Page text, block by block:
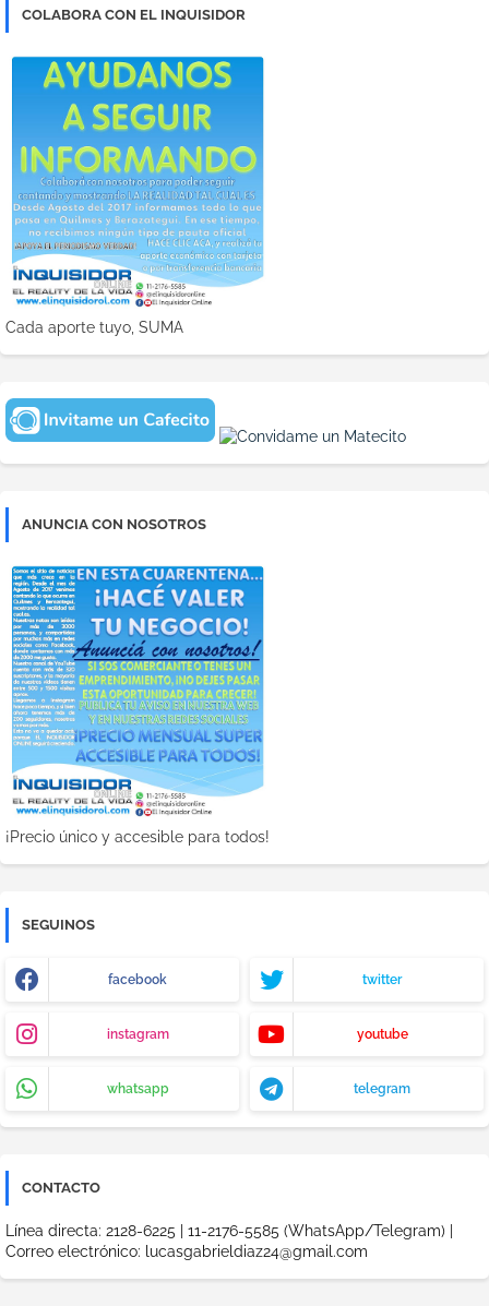
COLABORA CON EL INQUISIDOR
Cada aporte tuyo, SUMA
ANUNCIA CON NOSOTROS
¡Precio único y accesible para todos!
SEGUINOS
facebook twitter
instagram youtube
whatsapp telegram
CONTACTO
Línea directa: 2128-6225 | 11-2176-5585 (WhatsApp/Telegram) |
Correo electrónico: lucasgabrieldiaz24@gmail.com